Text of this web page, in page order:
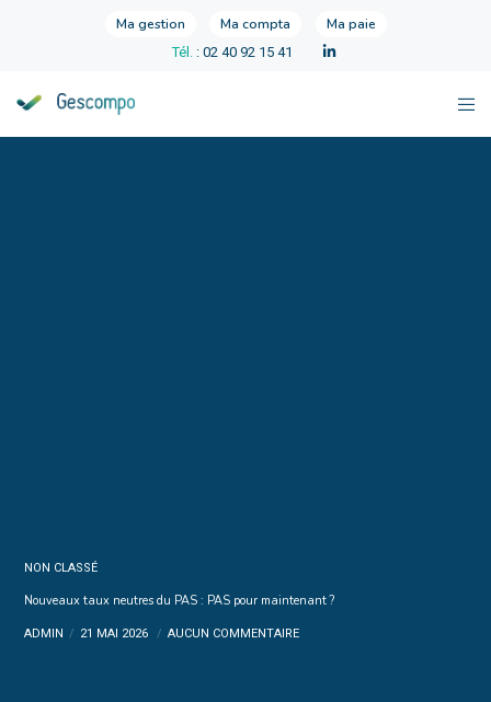
Ma gestion Ma compta Ma paie
Tél. : 02 40 92 15 41
NON CLASSÉ
Nouveaux taux neutres du PAS : PAS pour maintenant ?
ADMIN 21 MAI 2026 AUCUN COMMENTAIRE